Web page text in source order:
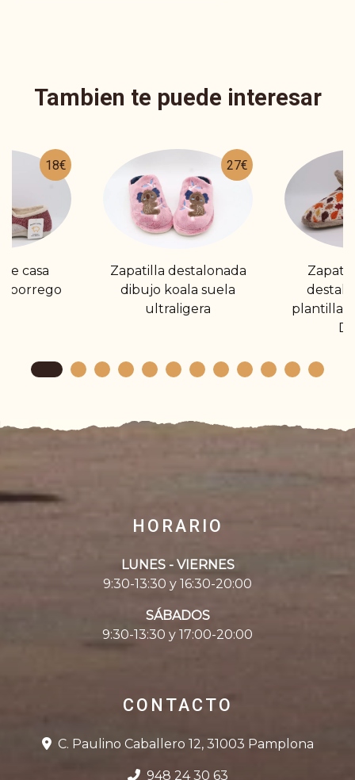
Tambien te puede interesar
18€
casa
borrego
27€
Zapatilla destalonada
dibujo koala suela
ultraligera
plantilla
HORARIO
LUNES - VIERNES
9:30-13:30 y 16:30-20:00
SÁBADOS
9:30-13:30 y 17:00-20:00
CONTACTO
C. Paulino Caballero 12, 31003 Pamplona
948 24 30 63